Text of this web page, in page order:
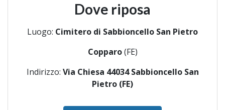
Dove riposa
Luogo: Cimitero di Sabbioncello San Pietro
Copparo(FE)
Indirizzo: Via Chiesa 44034 Sabbioncello San
Pietro (FE)